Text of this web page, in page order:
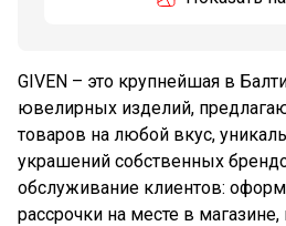
GIVEN – это крупнейшая в
ювелирных изделий,
товаров на любой вкус,
украшений собственных
обслуживание клиентов:
рассрочки на месте в